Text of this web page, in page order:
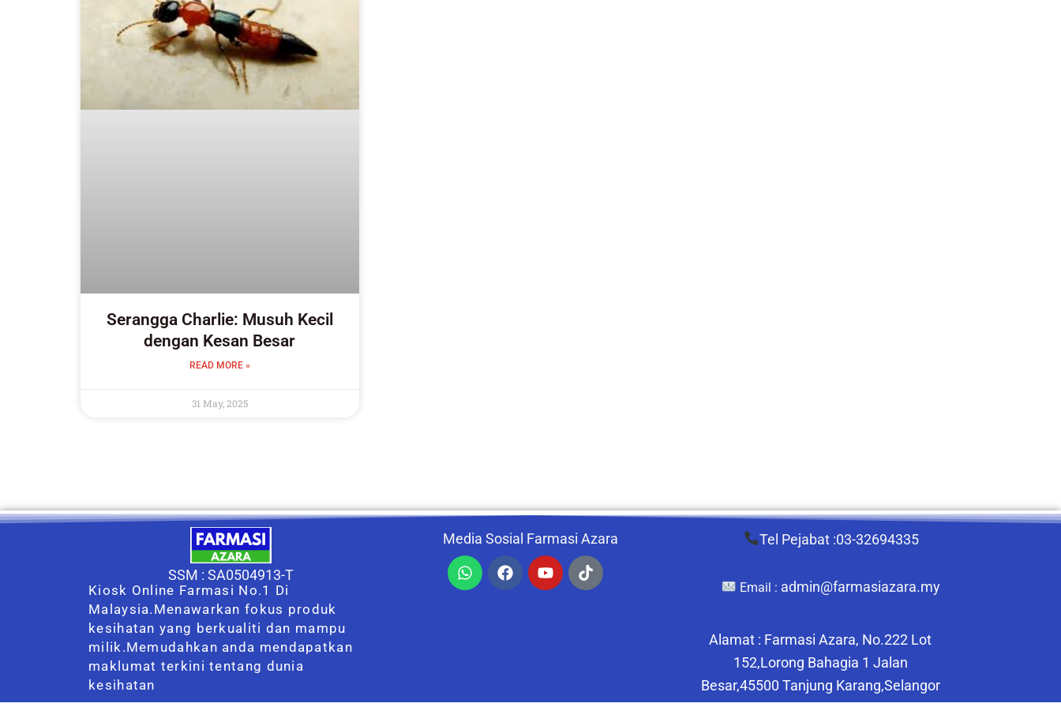
Serangga Charlie: Musuh Kecil
dengan Kesan Besar
READ MORE »
31 May, 2025
SSM : SA0504913-T
Kiosk Online Farmasi No.1 Di
Malaysia.Menawarkan fokus produk
kesihatan yang berkualiti dan mampu
milik.Memudahkan anda mendapatkan
maklumat terkini tentang dunia
kesihatan
Media Sosial Farmasi Azara
Whatsapp
Facebook
YoutubeTiktok
Tel Pejabat :03-32694335
Email : admin@farmasiazara.my
Alamat : Farmasi Azara, No.222 Lot
152,Lorong Bahagia 1 Jalan
Besar,45500 Tanjung Karang,Selangor